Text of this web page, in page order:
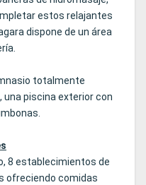
estos relajantes
dispone de un área
totalmente
piscina exterior con
8 establecimientos de
ofreciendo comidas